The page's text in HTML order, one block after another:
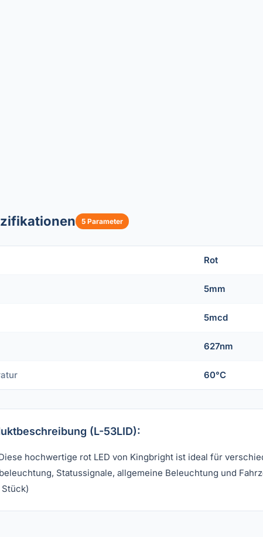
5 Parameter
Rot
5mm
5mcd
627nm
60°C
(L-53LID):
hochwertige rot LED von Kingbright ist ideal für
Statussignale, allgemeine Beleuchtung und